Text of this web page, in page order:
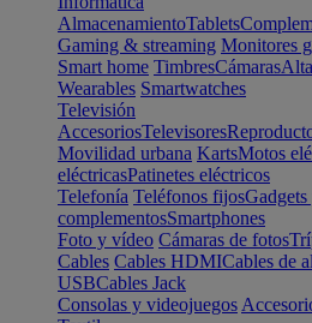
AlmacenamientoTablets
Gaming & streaming Monitores
Smart home TimbresCámaras
Wearables Smartwatches
Televisión
AccesoriosTelevisores
Movilidad urbana KartsMotos
eléctricasPatinetes eléctricos
Telefonía Teléfonos fijosGadgets
complementosSmartphones
Foto y vídeo Cámaras de fotos
Cables Cables HDMICables de
USBCables Jack
Consolas y videojuegos